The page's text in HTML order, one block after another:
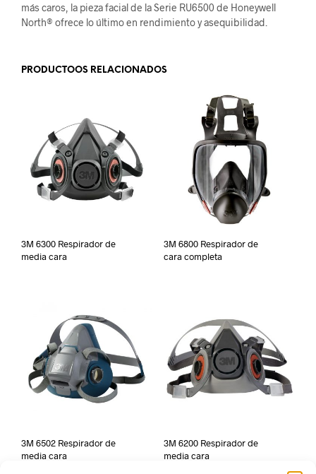
más caros, la pieza facial de la Serie RU6500 de Honeywell
North® ofrece lo último en rendimiento y asequibilidad.
PRODUCTOOS RELACIONADOS
3M 6300 Respirador de
media cara
3M 6800 Respirador de
cara completa
3M 6502 Respirador de
media cara
3M 6200 Respirador de
media cara